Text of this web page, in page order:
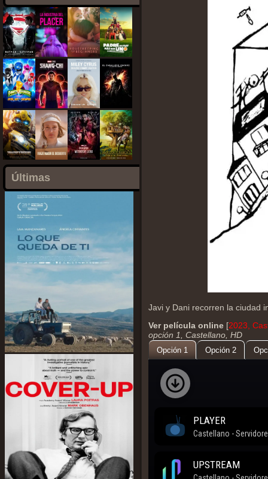
Últimas
Javi y Dani recorren la ciudad
Ver película online [2023,
opción 1, Castellano, HD
Opción 1 Opción 2